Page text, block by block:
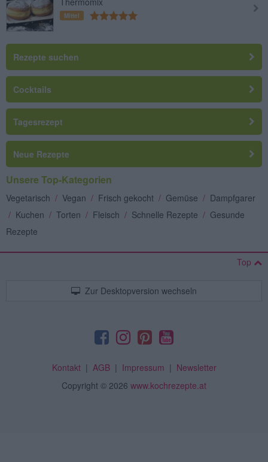
Mittel
Rezepte suchen
Cocktails
Tagesrezept
Neue Rezepte
Unsere Top-Kategorien
Vegetarisch / Vegan / Frisch gekocht / Gemüse / Dampfgarer
/ Kuchen / Torten / Fleisch / Schnelle Rezepte / Gesunde
Rezepte
Top
Zur Desktopversion wechseln
Kontakt| AGB| Impressum | Newsletter
Copyright © 2026 www.kochrezepte.at